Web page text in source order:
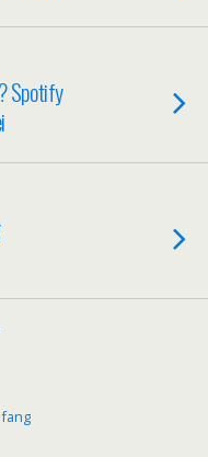
Spotify